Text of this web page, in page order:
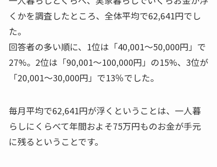
くかを調査したところ、 全体平均で62,641円でし
た。
回答者の多い順に、 1位は「40,001～50,000円」 で
27%。2位は「90,001～100,000円」の15%、3位が
「20,001～30,000円」で13％でした。
毎月平均で62,641円が浮くということは、一人暮
らしにくらべて年間およそ75万円ものお金が手元
に残る ということです。